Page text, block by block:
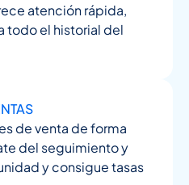
atención rápida,
todo el historial del
de venta de forma
del seguimiento y
y consigue tasas